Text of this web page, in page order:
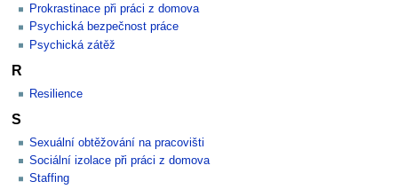
Prokrastinace při práci z domova
Psychická bezpečnost práce
Psychická zátěž
R
Resilience
S
Sexuální obtěžování na pracovišti
Sociální izolace při práci z domova
Staffing